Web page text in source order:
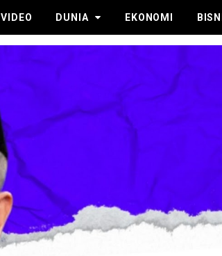
VIDEO DUNIA EKONOMI